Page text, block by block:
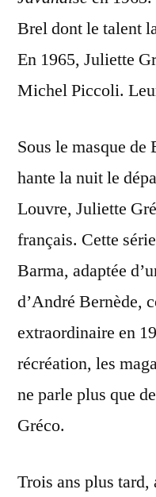
Brel dont le talent
En 1965, Juliette
Michel Piccoli.
Sous le masque
hante la nuit le
Louvre, Juliette
français. Cette
Barma, adaptée
d’André Bernède,
extraordinaire en
récréation, les
ne parle plus que
Gréco.
Trois ans plus